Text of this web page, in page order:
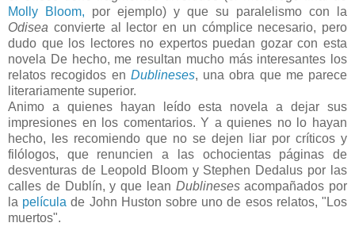
Molly Bloom, por ejemplo) y que su paralelismo con la
Odisea convierte al lector en un cómplice necesario, pero
dudo que los lectores no expertos puedan gozar con esta
novela De hecho, me resultan mucho más interesantes los
relatos recogidos en Dublineses, una obra que me parece
literariamente superior.
Animo a quienes hayan leído esta novela a dejar sus
impresiones en los comentarios. Y a quienes no lo hayan
hecho, les recomiendo que no se dejen liar por críticos y
filólogos, que renuncien a las ochocientas páginas de
desventuras de Leopold Bloom y Stephen Dedalus por las
calles de Dublín, y que lean Dublinesesacompañados por
la película de John Huston sobre uno de esos relatos, "Los
muertos".